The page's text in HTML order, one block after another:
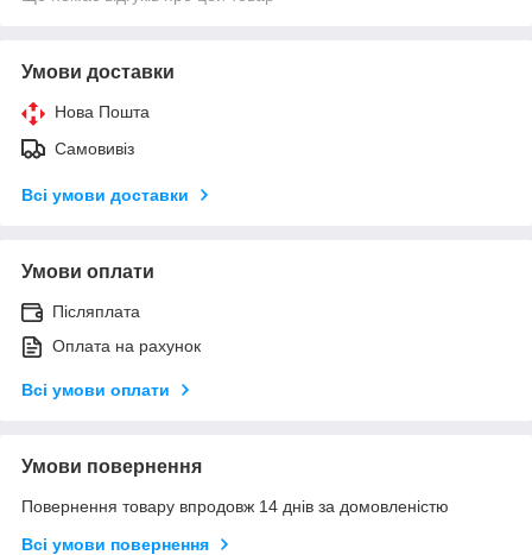
Умови доставки
Нова Пошта
Самовивіз
Всі умови доставки
Умови оплати
Післяплата
Оплата на рахунок
Всі умови оплати
Умови повернення
Повернення товару впродовж 14 днів за домовленістю
Всі умови повернення